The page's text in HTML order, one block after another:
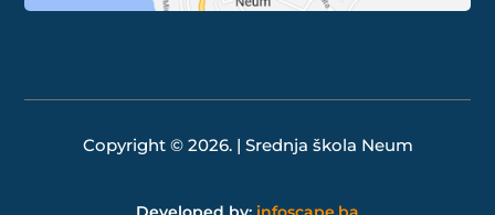
Copyright © 2026. | Srednja škola Neum